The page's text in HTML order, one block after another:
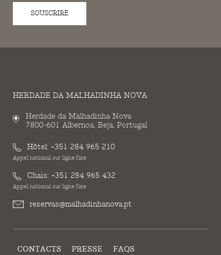
SOUSCRIRE
HERDADE DA MALHADINHA NOVA
Herdade da Malhadinha Nova
7800-601 Albernoa, Beja, Portugal
Hôtel: +351 284 965 210
Appel national sur ligne fixe
Chais: +351 284 965 432
Appel national sur ligne fixe
reservas@malhadinhanova.pt
CONTACTS PRESSE
FAQS